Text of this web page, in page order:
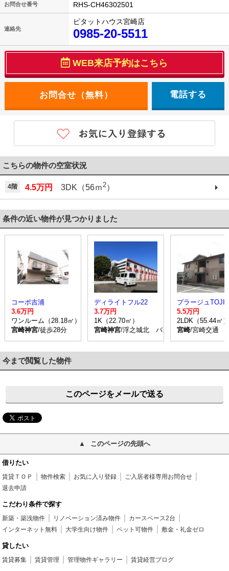
お問合せ番号 RHS-CH46302501
連絡先
ピタットハウス宮崎店
0985-20-5511
WEB来店予約はこちら
電話する
こちらの物件の空室状況
4階 4.5万円 3DK（56ｍ2）
条件の近い物件が見つかりました
コーポ吉浦
3.6万円
ワンルーム（28.18㎡）
宮崎神宮/徒歩28分
ディライトフル22
3.7万円
1K（22.70㎡）
宮崎神宮/浮之城北 バス乗車時間10分 停
5.5万円
2LDK（55.44㎡）
宮崎/宮崎交通
今まで閲覧した物件
このページをメールで送る
このページの先頭へ
借りたい
賃貸ＴＯＰ 物件検索 お気に入り登録
ご入居者様専用お問合せ
退去申請
こだわり条件で探す
新築・築浅物件 リノベーション済み物件
カースペース2台
インターネット無料
大学生向け物件 ペット可物件 敷金・礼金ゼロ
貸したい
賃貸募集 賃貸管理 管理物件ギャラリー 賃貸経営ブログ